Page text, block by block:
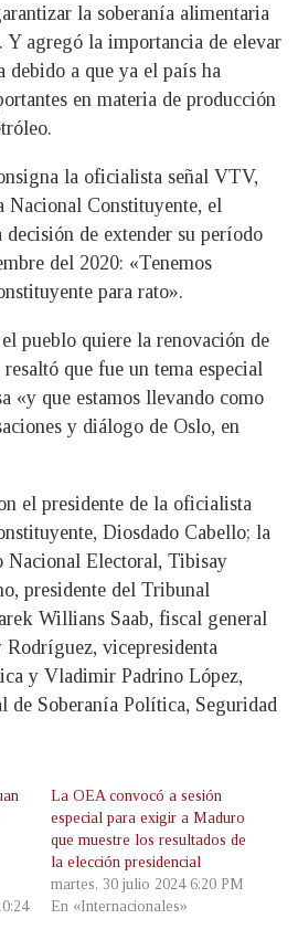
la soberanía alimentaria
Y agregó la importancia de elevar
debido a que ya el país ha
en materia de producción
la oficialista señal VTV,
Nacional Constituyente, el
de extender su período
del 2020: «Tenemos
para rato».
pueblo quiere la renovación de
que fue un tema especial
«y que estamos llevando como
y diálogo de Oslo, en
el presidente de la oficialista
Diosdado Cabello; la
Nacional Electoral, Tibisay
presidente del Tribunal
Willians Saab, fiscal general
vicepresidenta
y Vladimir Padrino López,
de Soberanía Política, Seguridad
La OEA convocó a sesión
especial para exigir a Maduro
que muestre los resultados de
la elección presidencial
martes, 30 julio 2024 6:20 PM
En «Internacionales»